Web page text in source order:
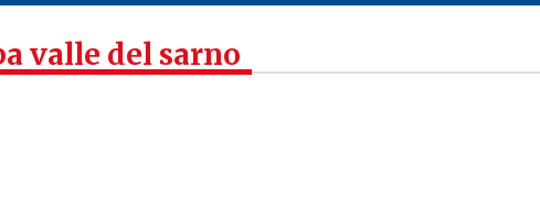
valle del sarno